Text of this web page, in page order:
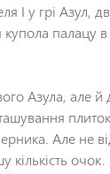
I у грі Азул,
палацу
Азула, але
Але не
очок.